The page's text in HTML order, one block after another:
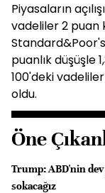
Piyasaların
vadeliler 2 puan
puanlık düşüşle
100'deki
oldu.
Öne
Trump: ABD'nin
sokacağız